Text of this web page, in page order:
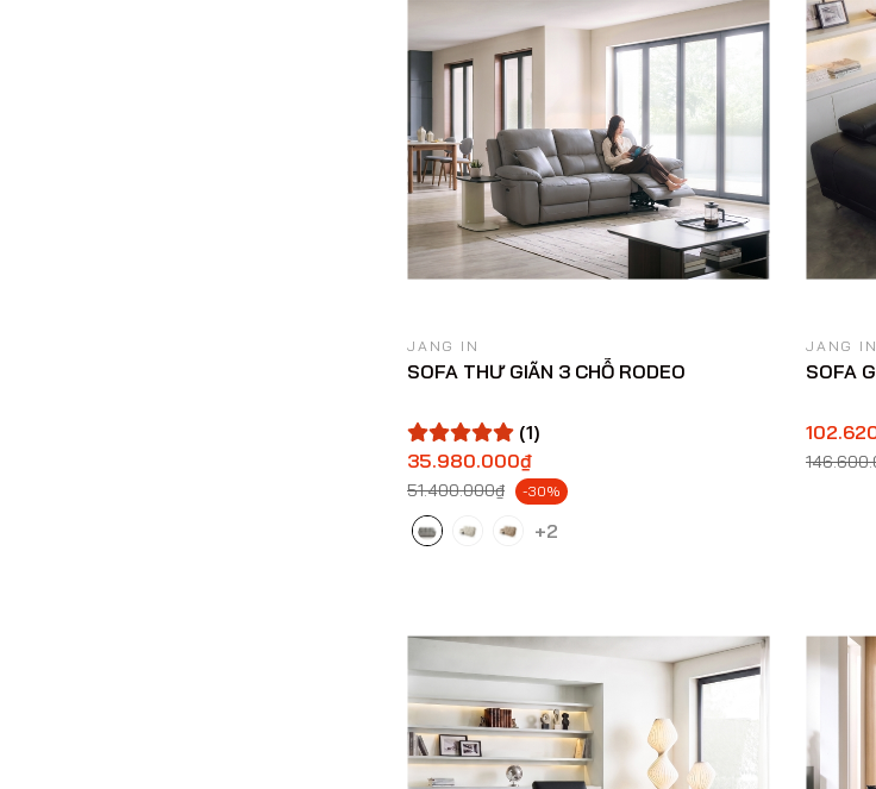
JANG IN
SOFA THƯ GIÃN 3 CHỖ RODEO
(1)
35.980.000₫
51.400.000₫ -30%
+2
JANG IN
SOFA